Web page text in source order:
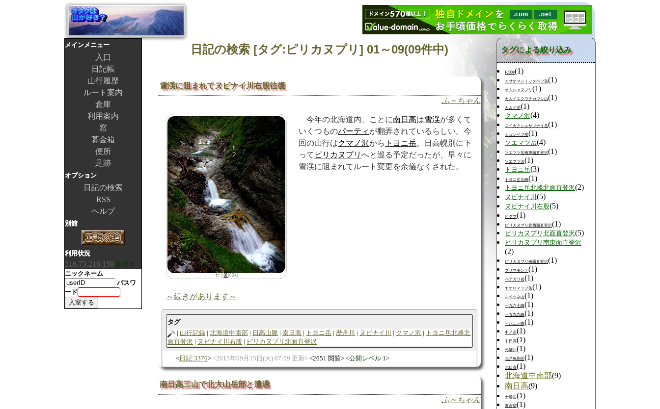
日記の検索 [タグ:ピリカヌプリ] 01～09(09件中)
雪渓に阻まれてヌビナイ川右股往復
ふ～ちゃん
七ツ釜(624)
今年の北海道内、ことに南日高は雪渓が多くて
いくつものパーティ が翻弄されているらしい。今
回の山行はクマノ沢から トヨニ岳 、日高幌別に下
って ピリカヌプリへと巡る予定だったが、早々に
雪渓に阻まれてルート変更を余儀なくされた。
～続きがあります～
タグ
山行記録
北海道中南部 日高山脈 南日高 トヨニ岳 歴舟川 ヌビナイ川 クマノ沢
トヨニ岳北峰北
面直登沢
ヌビナイ川右股 ピリカヌプリ北面直登沢
日記:3370 2015年09月15日(火) 07:59 更新 2651 閲覧 公開レベル 1
南日高三山で北大山岳部と遭遇
ふ～ちゃん
タグによる絞り込み
F2008(1)
エサオマントッタベツ岳(1)
オムシャヌプリ (1)
カムイエクウチカウシ山(1)
カムイ岳(1)
クマノ沢(4)
コイカクシュサツナイ岳(1)
シュンベツ岳(1)
ソエマツ岳(4)
ソエマツ岳南東面直登沢(1)
ソエマツ沢(1)
トヨニ岳(3)
トヨニ岳北峰(1)
トヨニ岳北峰北面直登沢(2)
ヌビナイ川 (5)
ヌビナイ川右股(5)
ヒグマ(1)
ピリカヌプリ北西面直登沢(1)
ピリカヌプリ北面直登沢(5)
ピリカヌプリ南東面直登沢
(2)
ピリカヌプリ南面直登沢(1)
プリマモンテ(1)
ペテガリ岳(1)
ヤオロマップ岳(1)
ルベツネ山(1)
一九六七峰(1)
一五九九峰(1)
一八二三峰(1)
中ノ岳(1)
中日高(1)
元浦川 (1)
北戸蔦別岳(1)
北日高(1)
北海道中南部(9)
南日高(9)
十勝岳(1)
夏合宿(1)
メインメニュー
入口
日記帳
山行履歴
ルート案内
倉庫
利用案内
窓
募金箱
便所
足跡
オプション
日記の検索
RSS
ヘルプ
別館
利用状況
216.73.216.159 訪問者
ニックネーム
パスワ
ード